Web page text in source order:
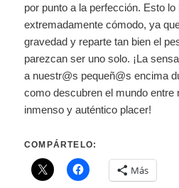
por punto a la perfección. Esto
extremadamente cómodo, ya
gravedad y reparte tan bien el
parezcan ser uno solo. ¡La
a nuestr@s pequeñ@s encima
como descubren el mundo entre
inmenso y auténtico placer!
COMPÁRTELO:
Más